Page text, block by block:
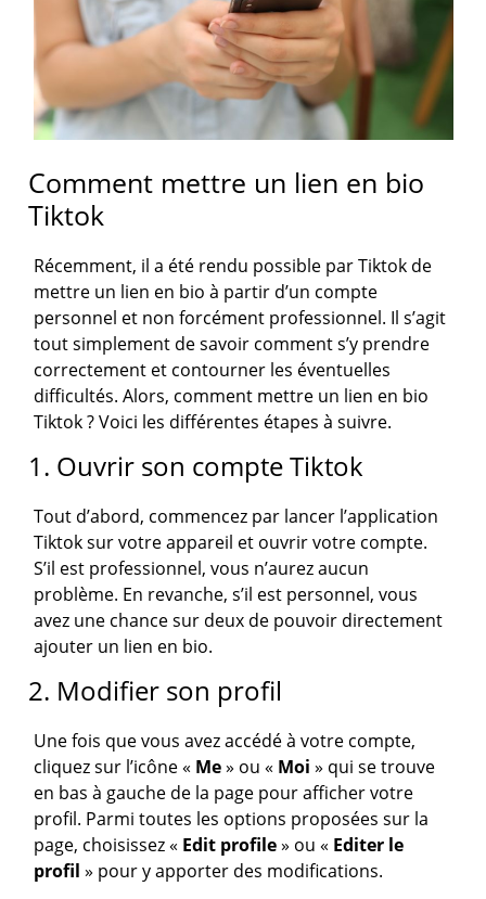
Comment mettre un lien en bio
Tiktok
Récemment, il a été rendu possible par Tiktok de
mettre un lien en bio à partir d’un compte
personnel et non forcément professionnel. Il s’agit
tout simplement de savoir comment s’y prendre
correctement et contourner les éventuelles
difficultés. Alors, comment mettre un lien en bio
Tiktok ? Voici les différentes étapes à suivre.
1. Ouvrir son compte Tiktok
Tout d’abord, commencez par lancer l’application
Tiktok sur votre appareil et ouvrir votre compte.
S’il est professionnel, vous n’aurez aucun
problème. En revanche, s’il est personnel, vous
avez une chance sur deux de pouvoir directement
ajouter un lien en bio.
2. Modifier son profil
Une fois que vous avez accédé à votre compte,
cliquez sur l’icône « Me» ou « Moi» qui se trouve
en bas à gauche de la page pour afficher votre
profil. Parmi toutes les options proposées sur la
page, choisissez « Edit profile» ou « Editer le
profil » pour y apporter des modifications.